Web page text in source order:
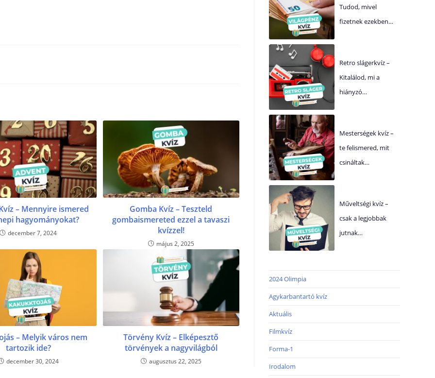
– Mennyire ismered
hagyományokat?
december 7, 2024
Gomba Kvíz – Teszteld
gombaismereted ezzel a tavaszi
kvízzel!
május 2, 2025
– Melyik város nem
tartozik ide?
december 30, 2024
Törvény Kvíz – Elképesztő
törvények a nagyvilágból
augusztus 22, 2025
Tudod, mivel
fizetnek ezekben…
Retro slágerkvíz –
Kitalálod, mi a
hiányzó…
Mesterségek kvíz –
te felismered, mit
csináltak…
Műveltségi kvíz –
csak a legjobbak
jutnak…
2024 Olimpia
Agykarbantartó kvíz
Aktuális
Filmkvíz
Forma-1
Irodalom